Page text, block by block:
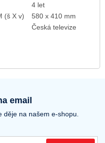
4 let
(š X v)
580 x 410 mm
Česká televize
email
děje na našem e-shopu.